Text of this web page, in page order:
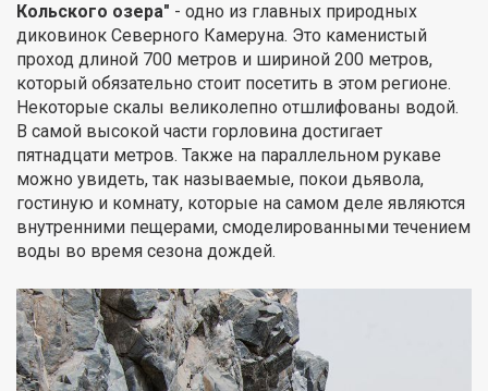
Кольского озера" - одно из главных природных
диковинок Северного Камеруна. Это каменистый
проход длиной 700 метров и шириной 200 метров,
который обязательно стоит посетить в этом регионе.
Некоторые скалы великолепно отшлифованы водой.
В самой высокой части горловина достигает
пятнадцати метров. Также на параллельном рукаве
можно увидеть, так называемые, покои дьявола,
гостиную и комнату, которые на самом деле являются
внутренними пещерами, смоделированными течением
воды во время сезона дождей.